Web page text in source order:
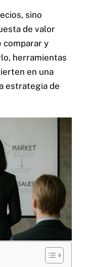
sino
de valor
comparar y
herramientas
en una
estrategia de